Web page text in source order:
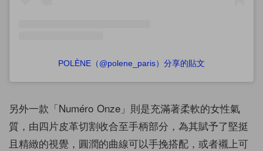
POLÈNE（@polene_paris）分享的貼文
另外一款「Numéro Onze」則是充滿著柔軟的女性氣
質，由四片皮革切割收合至手柄部分，為其賦予了堅挺
且精緻的視覺，圓潤的曲線可以手挽搭配，或者襯上可